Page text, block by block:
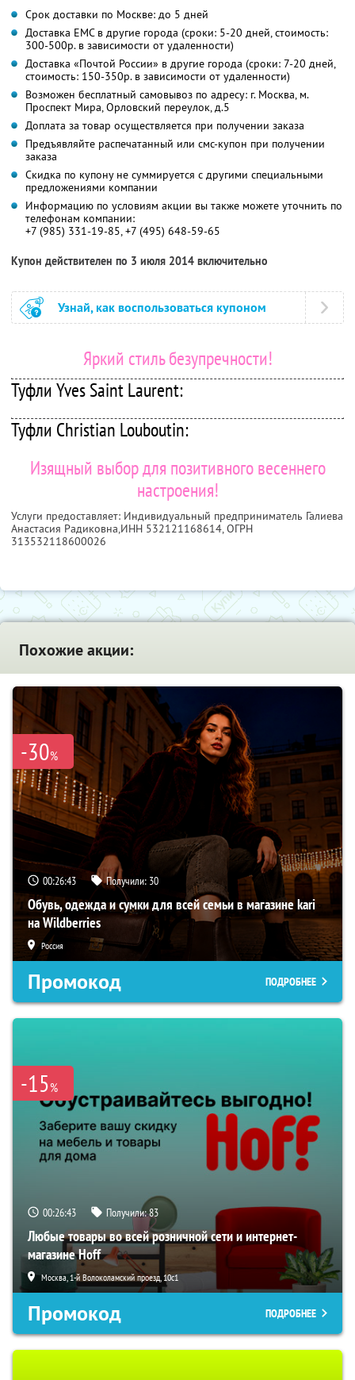
Срок доставки по Москве: до 5 дней
Доставка ЕМС в другие города (сроки: 5-20 дней, стоимость:
300-500р. в зависимости от удаленности)
Доставка «Почтой России» в другие города (сроки: 7-20 дней,
стоимость: 150-350р. в зависимости от удаленности)
Возможен бесплатный самовывоз по адресу: г. Москва, м.
Проспект Мира, Орловский переулок, д.5
Доплата за товар осуществляется при получении заказа
Предъявляйте распечатанный или смс-купон при получении
заказа
Скидка по купону не суммируется с другими специальными
предложениями компании
Информацию по условиям акции вы также можете уточнить по
телефонам компании:
+7 (985) 331-19-85, +7 (495) 648-59-65
Купон действителен по 3 июля 2014 включительно
Узнай, как воспользоваться купоном
Яркий стиль безупречности!
Туфли Yves Saint Laurent:
Туфли Christian Louboutin:
Изящный выбор для позитивного весеннего
настроения!
Услуги предоставляет: Индивидуальный предприниматель Галиева
Анастасия Радиковна,ИНН 532121168614, ОГРН
313532118600026
Похожие акции:
-30%
00:26:42 Получили: 30
Обувь, одежда и сумки для всей семьи в магазине kari
на Wildberries
Россия
Промокод ПОДРОБНЕЕ
-15%
00:26:42 Получили:83
Любые товары во всей розничной сети и интернет-
магазине Hoff
Москва, 1-й Волоколамский проезд, 10с1
Промокод ПОДРОБНЕЕ